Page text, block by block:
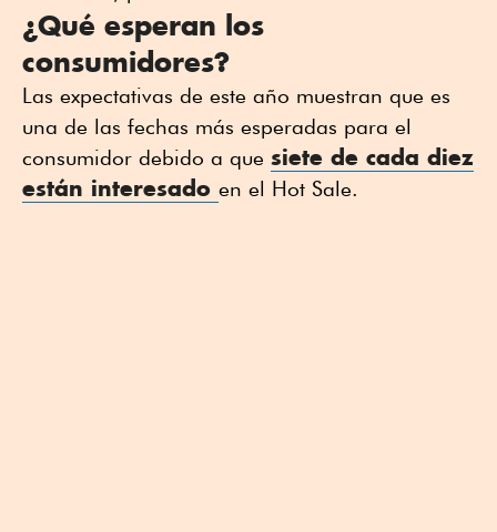
¿Qué esperan los
consumidores?
Las expectativas de este año muestran que es
una de las fechas más esperadas para el
consumidor debido a que siete de cada diez
están interesado en el Hot Sale.